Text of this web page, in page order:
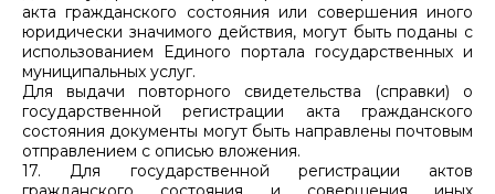
акта гражданского состояния или совершения иного
юридически значимого действия, могут быть поданы с
использованием Единого портала государственных и
муниципальных услуг.
Для выдачи повторного свидетельства (справки) о
государственной регистрации акта гражданского
состояния документы могут быть направлены почтовым
отправлением с описью вложения.
17. Для государственной регистрации актов